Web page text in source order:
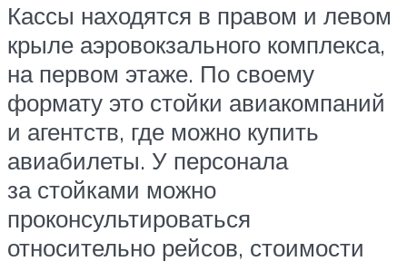
Кассы находятся в правом и левом
крыле аэровокзального комплекса,
на первом этаже. По своему
формату это стойки авиакомпаний
и агентств, где можно купить
авиабилеты. У персонала
за стойками можно
проконсультироваться
относительно рейсов, стоимости